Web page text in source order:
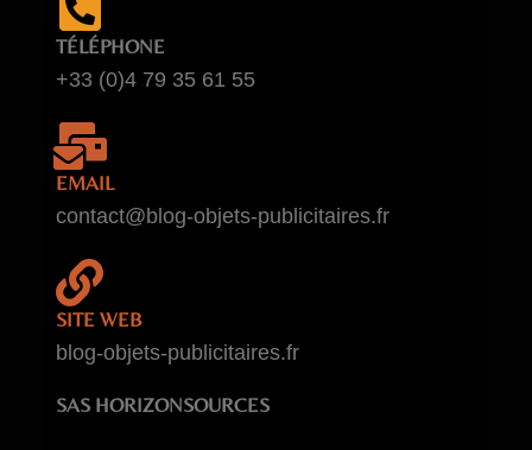
TÉLÉPHONE
+33 (0)4 79 35 61 55
EMAIL
contact@blog-objets-publicitaires.fr
SITE WEB
blog-objets-publicitaires.fr
SAS HORIZONSOURCES